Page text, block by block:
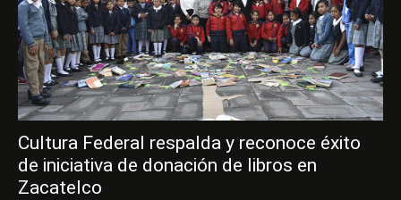
Cultura Federal respalda y reconoce éxito
de iniciativa de donación de libros en
Zacatelco